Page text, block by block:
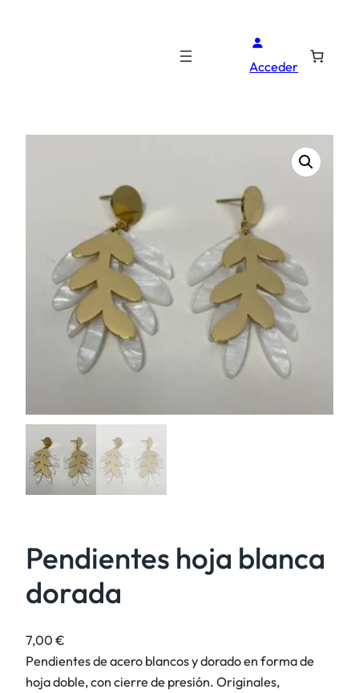
Acceder
Pendientes hoja blanca
dorada
7,00 €
Pendientes de acero blancos y dorado en forma de
hoja doble, con cierre de presión. Originales,